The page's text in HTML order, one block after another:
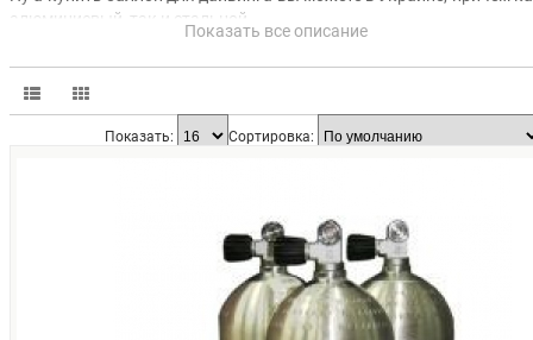
алюминиевый, так и стальной.
Зачем нужно
кислородный баллон
дайвинга
Главное предназначение этого снаряжения –
свободное дыхание дайвера под водой. Невзирая на
объемы (10; 11,1 и 12 литров) благодаря тому, что
выдерживают огромное внутреннее давление воздуха (207,
BAR), нахождение аквалангиста под водой может
Показать все описание
Сортировка:
Показать: